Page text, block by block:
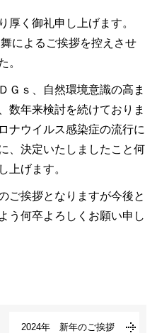
厚く御礼申し上げます。
によるご挨拶を控えさせ
。
Ｇｓ、自然環境意識の高ま
数年来検討を続けておりま
ナウイルス感染症の流行に
、決定いたしましたこと何
上げます。
ご挨拶となりますが今後と
う何卒よろしくお願い申し
2024年 新年のご挨拶